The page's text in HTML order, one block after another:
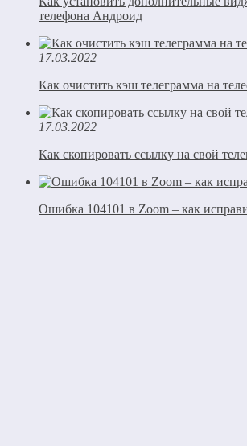
телефона Андроид
17.03.2022
Как очистить кэш телеграмма на
17.03.2022
Как скопировать ссылку на свой
Ошибка 104101 в Zoom – как